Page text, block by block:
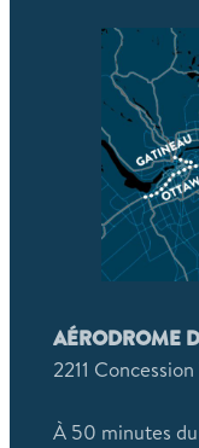
AÉRODROME
2211
À 50 minutes